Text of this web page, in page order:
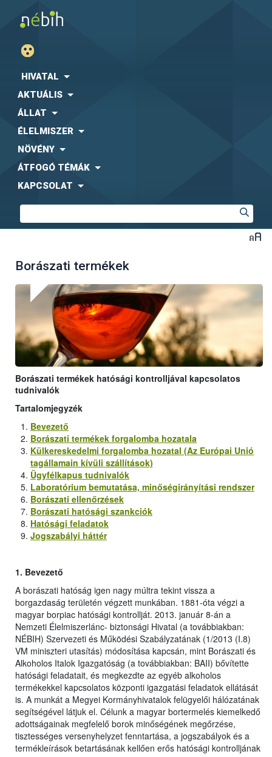
HIVATAL
AKTUÁLIS
ÁLLAT
ÉLELMISZER
NÖVÉNY
ÁTFOGÓ TÉMÁK
KAPCSOLAT
Borászati termékek
Borászati termékek hatósági kontrolljával kapcsolatos
tudnivalók
Tartalomjegyzék
Bevezető
Borászati termékek forgalomba hozatala
Külkereskedelmi forgalomba hozatal (Az Európai Unió
tagállamain kívüli szállítások)
Ügyfélkapus tudnivalók
Laboratórium bemutatása, minőségirányítási rendszer
Borászati ellenőrzések
Borászati hatósági szankciók
Hatósági feladatok
Jogszabályi háttér
1. Bevezető
A borászati hatóság igen nagy múltra tekint vissza a
borgazdaság területén végzett munkában. 1881-óta végzi a
magyar borpiac hatósági kontrollját. 2013. január 8-án a
Nemzeti Élelmiszerlánc- biztonsági Hivatal (a továbbiakban:
NÉBIH) Szervezeti és Működési Szabályzatának (1/2013 (I.8)
VM miniszteri utasítás) módosítása kapcsán, mint Borászati és
Alkoholos Italok Igazgatóság (a továbbiakban: BAII) bővítette
hatósági feladatait, és megkezdte az egyéb alkoholos
termékekkel kapcsolatos központi igazgatási feladatok ellátását
is. A munkát a Megyei Kormányhivatalok felügyelői hálózatának
segítségével látjuk el. Célunk a magyar bortermelés kiemelkedő
adottságainak megfelelő borok minőségének megőrzése,
tisztességes versenyhelyzet fenntartása, a jogszabályok és a
termékleírások betartásának kellően erős hatósági kontrolljának